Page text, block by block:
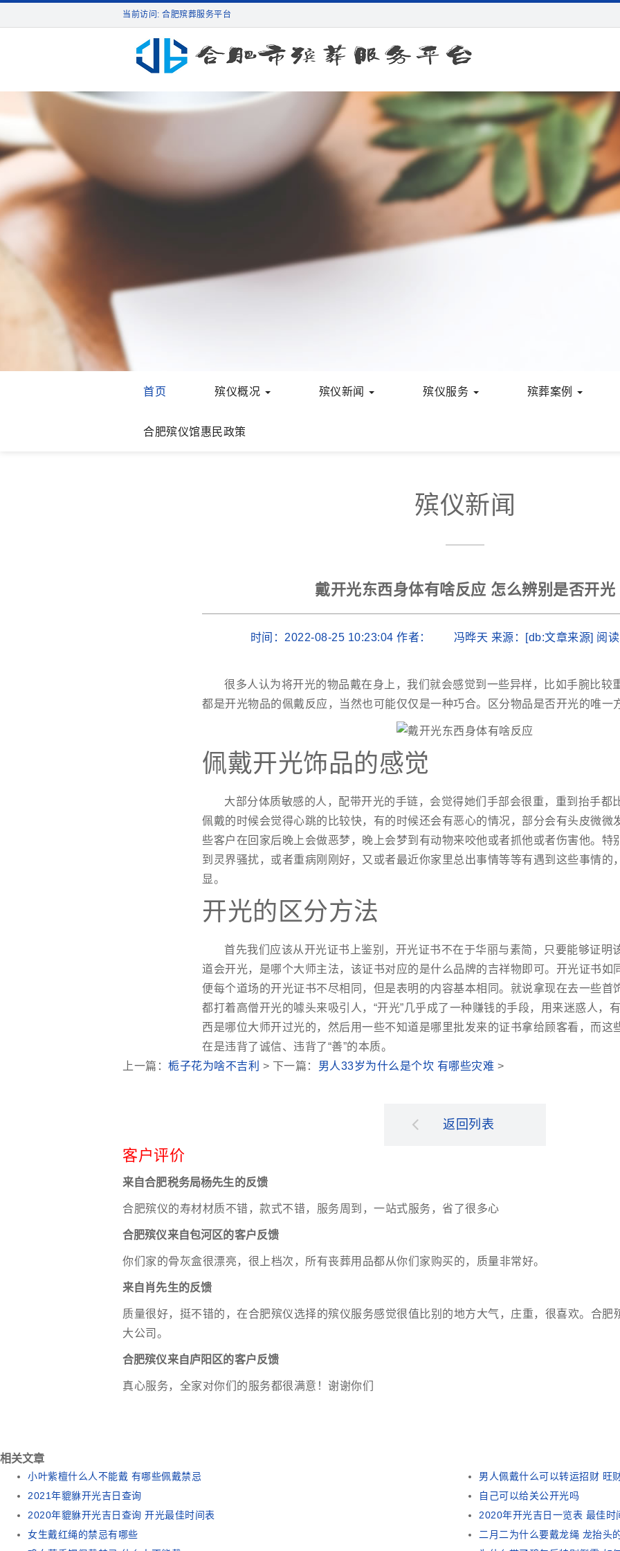
当前访问: 合肥殡葬服务平台
首页 殡仪概况 殡仪新闻 殡仪服务 殡葬案例
合肥殡仪馆惠民政策
殡仪新闻
戴开光东西身体有啥反应 怎么辨别是否开光
时间：2022-08-25 10:23:04 作者： 冯晔天 来源：[db:文章来源] 阅读
很多人认为将开光的物品戴在身上，我们就会感觉到一些异样，比如手腕比较
都是开光物品的佩戴反应，当然也可能仅仅是一种巧合。区分物品是否开光的唯一
佩戴开光饰品的感觉
大部分体质敏感的人，配带开光的手链，会觉得她们手部会很重，重到抬手都
佩戴的时候会觉得心跳的比较快，有的时候还会有恶心的情况，部分会有头皮微微
些客户在回家后晚上会做恶梦，晚上会梦到有动物来咬他或者抓他或者伤害他。特
到灵界骚扰，或者重病刚刚好，又或者最近你家里总出事情等等有遇到这些事情的
显。
开光的区分方法
首先我们应该从开光证书上鉴别，开光证书不在于华丽与素简，只要能够证明
道会开光，是哪个大师主法，该证书对应的是什么品牌的吉祥物即可。开光证书如
便每个道场的开光证书不尽相同，但是表明的内容基本相同。就说拿现在去一些首
都打着高僧开光的噱头来吸引人，“开光”几乎成了一种赚钱的手段，用来迷惑人，
西是哪位大师开过光的，然后用一些不知道是哪里批发来的证书拿给顾客看，而这
在是违背了诚信、违背了“善”的本质。
上一篇： 栀子花为啥不吉利 > 下一篇： 男人33岁为什么是个坎 有哪些灾难 >
返回列表
客户评价
来自合肥税务局杨先生的反馈
合肥殡仪的寿材材质不错，款式不错，服务周到，一站式服务，省了很多心
合肥殡仪来自包河区的客户反馈
你们家的骨灰盒很漂亮，很上档次，所有丧葬用品都从你们家购买的，质量非常好。
来自肖先生的反馈
质量很好，挺不错的，在合肥殡仪选择的殡仪服务感觉很值比别的地方大气，庄重，很喜欢。合
大公司。
合肥殡仪来自庐阳区的客户反馈
真心服务，全家对你们的服务都很满意！谢谢你们
相关文章
小叶紫檀什么人不能戴 有哪些佩戴禁忌
男人佩戴什么可以转运招财 旺
2021年貔貅开光吉日查询
自己可以给关公开光吗
2020年貔貅开光吉日查询 开光最佳时间表
2020年开光吉日一览表 最佳时
女生戴红绳的禁忌有哪些
二月二为什么要戴龙绳 龙抬头